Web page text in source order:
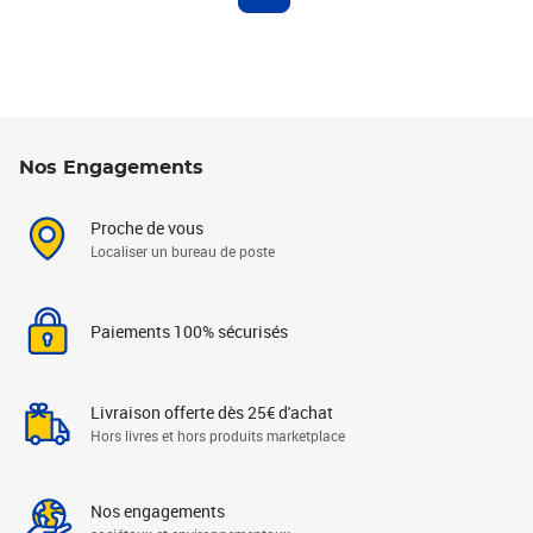
Nos Engagements
Proche de vous
Localiser un bureau de poste
Paiements 100% sécurisés
Livraison offerte dès 25€ d'achat
Hors livres et hors produits marketplace
Nos engagements